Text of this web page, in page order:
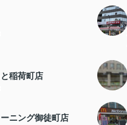
稲荷町店
ニング御徒町店